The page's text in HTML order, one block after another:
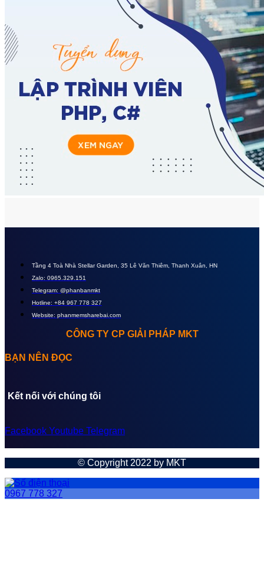
Tầng 4 Toà Nhà Stellar Garden, 35 Lê Văn Thiêm, Thanh Xuân, HN
Zalo: 0965.329.151
Telegram: @phanbanmkt
Hotline: +84 967 778 327
Website: phanmemsharebai.com
CÔNG TY CP GIẢI PHÁP MKT
BẠN NÊN ĐỌC
Kết nối với chúng tôi
Facebook Youtube Telegram
© Copyright 2022 by MKT
0967 778 327